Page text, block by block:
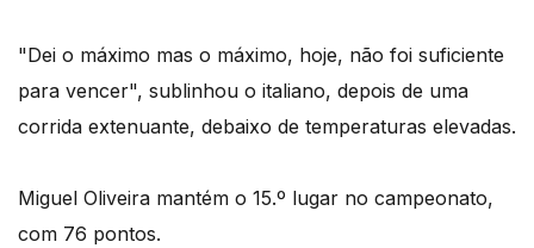
"Dei o máximo mas o máximo, hoje, não foi suficiente
para vencer", sublinhou o italiano, depois de uma
corrida extenuante, debaixo de temperaturas elevadas.
Miguel Oliveira mantém o 15.º lugar no campeonato,
com 76 pontos.